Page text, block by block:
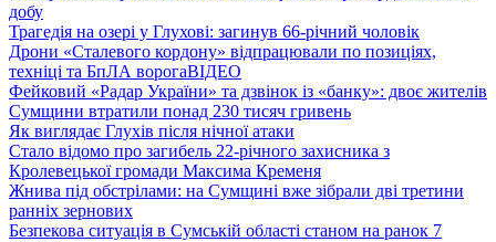
добу
Трагедія на озері у Глухові: загинув 66-річний чоловік
Дрони «Сталевого кордону» відпрацювали по позиціях,
техніці та БпЛА ворогаВІДЕО
Фейковий «Радар України» та дзвінок із «банку»: двоє жителів
Сумщини втратили понад 230 тисяч гривень
Як виглядає Глухів після нічної атаки
Стало відомо про загибель 22-річного захисника з
Кролевецької громади Максима Кременя
Жнива під обстрілами: на Сумщині вже зібрали дві третини
ранніх зернових
Безпекова ситуація в Сумській області станом на ранок 7